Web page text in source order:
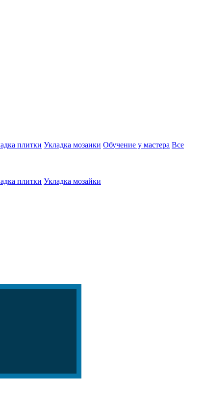
плитки Укладка мозаики Обучение у мастера Все
плитки Укладка мозайки